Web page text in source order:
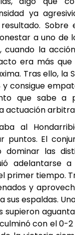
ya
Sobre
a uno de
cuando la
era más que
Tras ello, la
y consigue
que sabe a
actuación
al
puntos. El
dominar las
adelantarse
primer tiempo.
y
sus espaldas.
supieron
con el 0-2